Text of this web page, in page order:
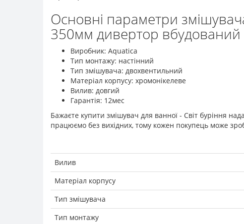
Основні параметри
350мм дивертор вбудований
Виробник: Aquatica
Тип монтажу: настінний
Тип змішувача: двохвентильний
Матеріал корпусу: хромонікелеве
Вилив: довгий
Гарантія: 12мес
Бажаєте купити змішувач для ванної - Світ буріння
працюємо без вихідних, тому кожен покупець може
Вилив
Матеріал корпусу
Тип змішувача
Тип монтажу